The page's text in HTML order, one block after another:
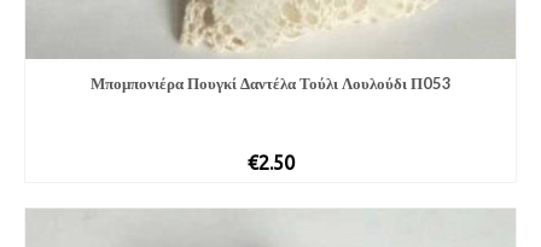
Μπομπονιέρα Πουγκί Δαντέλα Τούλι Λουλούδι Π053
€2.50